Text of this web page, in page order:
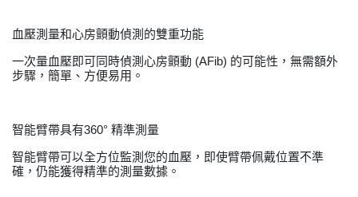
血壓測量和心房顫動偵測的雙重功能
一次量血壓即可同時偵測心房顫動 (AFib) 的可能性，無需額外
步驟，簡單、方便易用。
智能臂帶具有360° 精準測量
智能臂帶可以全方位監測您的血壓，即使臂帶佩戴位置不準
確，仍能獲得精準的測量數據。